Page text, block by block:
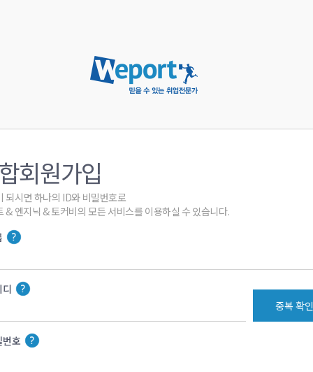
회원가입
되시면 하나의 ID와 비밀번호로
& 엔지닉 & 토커비의 모든 서비스를 이용하실 수 있습니다.
디
중복 확인
번호